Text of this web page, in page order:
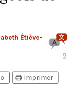
Étiève-
2
print Imprimer